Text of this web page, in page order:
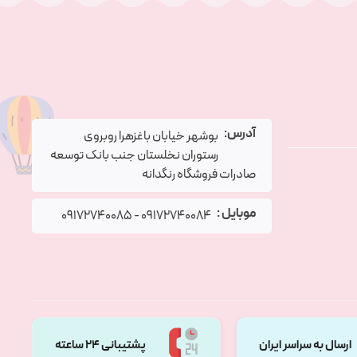
آدرس: بوشهر خیابان باغزهرا روبروی
رستوران نخلستان جنب بانک توسعه
صادرات فروشگاه رنگدانه
موبایل : 09172740084
-
09172740085
ارسال به سراسر ایران پشتیبانی 24 ساعته